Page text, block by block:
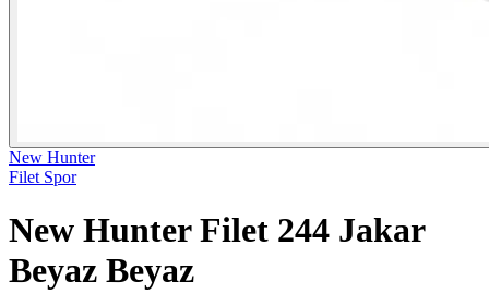
New Hunter
Filet Spor
New Hunter Filet 244 Jakar
Beyaz Beyaz